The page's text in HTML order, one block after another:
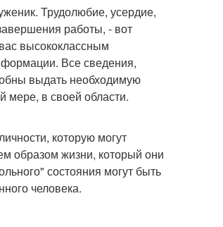
Трудолюбие, усердие,
работы, - вот
высококлассным
Все сведения,
выдать необходимую
мере, в своей области.
которую могут
образом жизни, который они
состояния могут быть
человека.